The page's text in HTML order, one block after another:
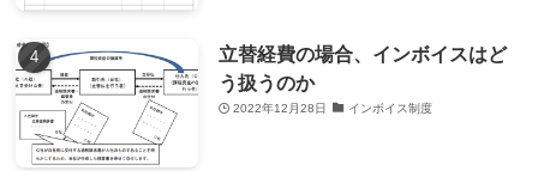
立替経費の場合、インボイスはど
う扱うのか
2022年12月28日 インボイス制度